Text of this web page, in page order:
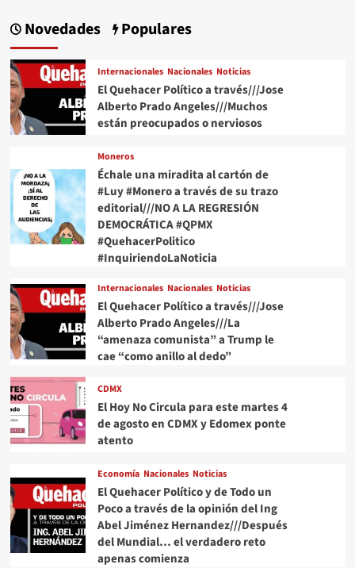
Novedades Populares
Internacionales Nacionales Noticias
El Quehacer Político a través///Jose
Alberto Prado Angeles///Muchos
están preocupados o nerviosos
Moneros
Échale una miradita al cartón de
#Luy #Monero a través de su trazo
editorial///NO A LA REGRESIÓN
DEMOCRÁTICA #QPMX
#QuehacerPolitico
#InquiriendoLaNoticia
Internacionales Nacionales Noticias
El Quehacer Político a través///Jose
Alberto Prado Angeles///La
“amenaza comunista” a Trump le
cae “como anillo al dedo”
CDMX
El Hoy No Circula para este martes 4
de agosto en CDMX y Edomex ponte
atento
Economía Nacionales Noticias
El Quehacer Político y de Todo un
Poco a través de la opinión del Ing
Abel Jiménez Hernandez///Después
del Mundial… el verdadero reto
apenas comienza